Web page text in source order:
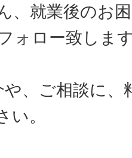
、就業後のお
ォロー致しま
、ご相談に
い。